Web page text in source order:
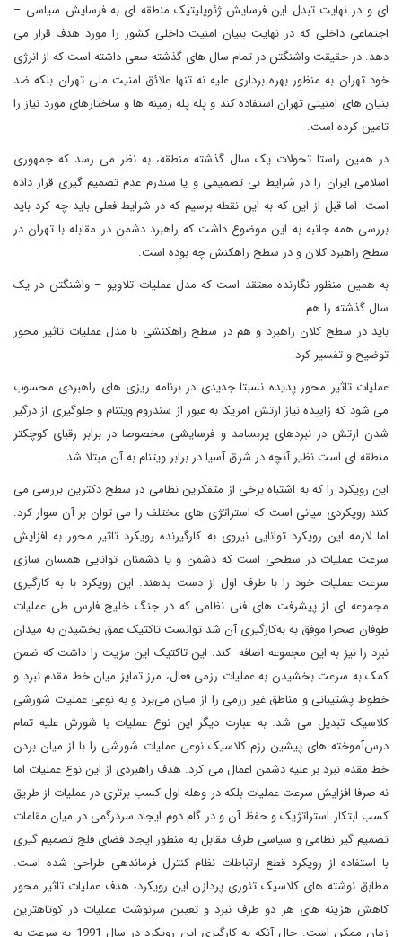
ای و در نهایت تبدل این فرسایش ژئوپلیتیک منطقه ای به فرسایش سیاسی –
اجتماعی داخلی که در نهایت بنیان امنیت داخلی کشور را مورد هدف قرار می
دهد. در حقیقت واشنگتن در تمام سال های گذشته سعی داشته است که از انرژی
خود تهران به منظور بهره برداری علیه نه تنها علائق امنیت ملی تهران بلکه ضد
بنیان های امنیتی تهران استفاده کند و پله پله زمینه ها و ساختارهای مورد نیاز را
تامین کرده است.
در همین راستا تحولات یک سال گذشته منطقه، به نظر می رسد که جمهوری
اسلامی ایران را در شرایط بی تصمیمی و یا سندرم عدم تصمیم گیری قرار داده
است. اما قبل از این که به این نقطه برسیم که در شرایط فعلی باید چه کرد باید
بررسی همه جانبه به این موضوع داشت که راهبرد دشمن در مقابله با تهران در
سطح راهبرد کلان و در سطح راهکنش چه بوده است.
به همین منظور نگارنده معتقد است که مدل عملیات تلاویو – واشنگتن در یک
سال گذشته را هم
باید در سطح کلان راهبرد و هم در سطح راهکنشی با مدل عملیات تاثیر محور
توضیح و تفسیر کرد.
عملیات تاثیر محور پدیده نسبتا جدیدی در برنامه ریزی های راهبردی محسوب
می شود که زاییده نیاز ارتش امریکا به عبور از سندروم ویتنام و جلوگیری از درگیر
شدن ارتش در نبردهای پربسامد و فرسایشی مخصوصا در برابر رقبای کوچکتر
منطقه ای است نظیر آنچه در شرق آسیا در برابر ویتنام به آن مبتلا شد.
این رویکرد را که به اشتباه برخی از متفکرین نظامی در سطح دکترین بررسی می
کنند رویکردی میانی است که استراتژی های مختلف را می توان بر آن سوار کرد.
اما لازمه این رویکرد توانایی نیروی به کارگیرنده رویکرد تاثیر محور به افزایش
سرعت عملیات در سطحی است که دشمن و یا دشمنان توانایی همسان سازی
سرعت عملیات خود را با طرف اول از دست بدهند. این رویکرد با به کارگیری
مجموعه ای از پیشرفت های فنی نظامی که در جنگ خلیج فارس طی عملیات
طوفان صحرا موفق به به‌کارگیری آن شد توانست تاکتیک عمق بخشیدن به میدان
نبرد را نیز به این مجموعه اضافه کند. این تاکتیک این مزیت را داشت که ضمن
کمک به سرعت بخشیدن به عملیات رزمی فعال، مرز تمایز میان خط مقدم نبرد و
خطوط پشتیبانی و مناطق غیر رزمی را از میان می‌برد و به نوعی عملیات شورشی
کلاسیک تبدیل می شد. به عبارت دیگر این نوع عملیات با شورش علیه تمام
درس‌آموخته های پیشین رزم کلاسیک نوعی عملیات شورشی را با از میان بردن
خط مقدم نبرد بر علیه دشمن اعمال می کرد. هدف راهبردی از این نوع عملیات اما
نه صرفا افزایش سرعت عملیات بلکه در وهله اول کسب برتری در عملیات از طریق
کسب ابتکار استراتژیک و حفظ آن و در گام دوم ایجاد سردرگمی در میان مقامات
تصمیم گیر نظامی و سیاسی طرف مقابل به منظور ایجاد فضای فلج تصمیم گیری
با استفاده از رویکرد قطع ارتباطات نظام کنترل فرماندهی طراحی شده است.
مطابق نوشته های کلاسیک تئوری پردازن این رویکرد، هدف عملیات تاثیر محور
کاهش هزینه های هر دو طرف نبرد و تعیین سرنوشت عملیات در کوتاهترین
زمان ممکن است. حال آنکه به کارگیری این رویکرد در سال 1991 به سرعت به